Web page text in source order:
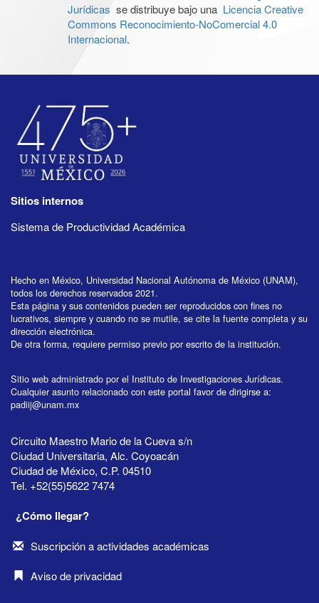
Jurídicas se distribuye bajo una Licencia Creative
Commons Reconocimiento-NoComercial 4.0
Internacional.
Sitios internos
Sistema de Productividad Académica
Hecho en México, Universidad Nacional Autónoma de México (UNAM),
todos los derechos reservados 2021.
Esta página y sus contenidos pueden ser reproducidos con fines no
lucrativos, siempre y cuando no se mutile, se cite la fuente completa y su
dirección electrónica.
De otra forma, requiere permiso previo por escrito de la institución.
Sitio web administrado por el Instituto de Investigaciones Jurídicas.
Cualquier asunto relacionado con este portal favor de dirigirse a:
padiij@unam.mx
Circuito Maestro Mario de la Cueva s/n
Ciudad Universitaria, Alc. Coyoacán
Ciudad de México, C.P. 04510
Tel. +52(55)5622 7474
¿Cómo llegar?
Suscripción a actividades académicas
Aviso de privacidad